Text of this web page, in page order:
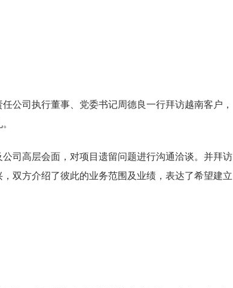
公司执行董事、党委书记周德良一行拜访越南客户，
司高层会面，对项目遗留问题进行沟通洽谈。并拜访
双方介绍了彼此的业务范围及业绩，表达了希望建立